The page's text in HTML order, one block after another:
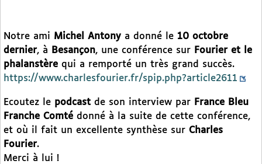
Notre ami Michel Antony a donné le 10 octobre
dernier, à Besançon, une conférence sur Fourier et le
phalanstère qui a remporté un très grand succès.
https://www.charlesfourier.fr/spip.php?article2611
Ecoutez le podcast de son interview par France Bleu
Franche Comté donné à la suite de cette conférence,
et où il fait un excellente synthèse sur Charles
Fourier.
Merci à lui !